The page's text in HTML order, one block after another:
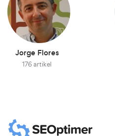
Jorge Flores
176 artikel